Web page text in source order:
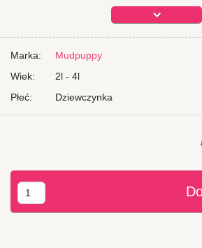
puzzle rozwijają zdolności manualne
doskonałą zabawę całej rodziny.
Marka:
Mudpuppy
Wiek:
2l - 4l
Płeć:
Dziewczynka